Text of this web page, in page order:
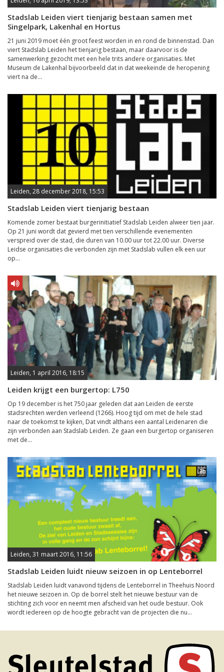
Stadslab Leiden viert tienjarig bestaan samen met
Singelpark, Lakenhal en Hortus
21 juni 2019 moet één groot feest worden in en rond de binnenstad. Dan
viert Stadslab Leiden het tienjarig bestaan, maar daarvoor is de
samenwerking gezocht met een hele trits andere organisaties. Met
Museum de Lakenhal bijvoorbeeld dat in dat weekeinde de heropening
viert na de...
Leiden, 28 december 2018, 15:53
Stadslab Leiden viert tienjarig bestaan
Komende zomer bestaat burgerinitiatief Stadslab Leiden alweer tien jaar.
Op 21 juni wordt dat gevierd met tien verschillende evenementen
verspreid over de stad, die duren van 10.00 uur tot 22.00 uur. Diverse
Leidse organisaties die verbonden zijn met Stadslab vullen elk een uur
op...
Leiden, 1 april 2016, 18:15
Leiden krijgt een burgertop: L750
Op 19 december is het 750 jaar geleden dat aan Leiden de eerste
stadsrechten werden verleend (1266). Hoog tijd om met de hele stad
naar de toekomst te kijken, Dat vindt althans een aantal Leidenaren die
zijn verbonden aan Stadslab Leiden. Ze gaan een burgertop organiseren
met de...
Leiden, 31 maart 2016, 11:56
Stadslab Leiden luidt nieuw seizoen in op Lenteborrel
Stadslab Leiden luidt vanavond tijdens de Lenteborrel in Theehuis Noord
het nieuwe seizoen in. Op de borrel stelt het nieuwe bestuur van de
stichting zich voor en neemt men afscheid van het oude bestuur. Ook
wordt iedereen op de hoogte gebracht van de projecten die nu...